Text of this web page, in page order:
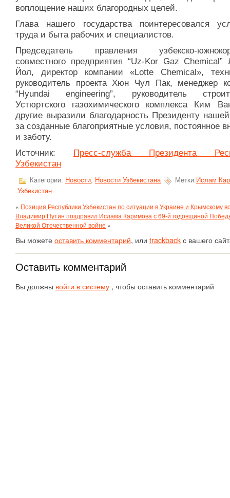
воплощение наших благородных целей.
Глава нашего государства поинтересовался
труда и быта рабочих и специалистов.
Председатель правления узбекско-
совместного предприятия “Uz-Kor Gaz Chemical”
Йол, директор компании «Lotte Сhemical»,
руководитель проекта Хюн Чул Пак, менеджер
“Hyundai engineering”, руководитель
Устюртского газохимического комплекса Ким
другие выразили благодарность Президенту
за созданные благоприятные условия, постоянное
и заботу.
Источник: Пресс-служба Президента
Узбекистан
Категории: Новости, Новости Узбекистана Метки: Ислам
Узбекистан
« Позиция Республики Узбекистан по ситуации в Украине и Крымскому
Владимир Путин поздравил Ислама Каримова с 69-й годовщиной
Великой Отечественной войне »
Вы можете оставить комментарий, или trackback с вашего
Оставить комментарий
Вы должны войти в систему , чтобы оставить комментарий